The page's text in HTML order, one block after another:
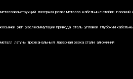
металлоконструкций лазерная резка металла кабельные стойки плоский
косынки укп узел коммутации привода сталь угловой глубокий
металл латунь трехканальный лазерная резка стали алюминий